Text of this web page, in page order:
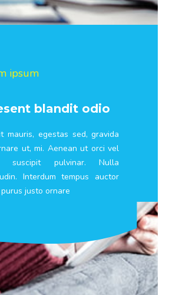
ipsum
blandit odio
mauris, egestas sed, gravida
ut, mi. Aenean ut orci vel
suscipit pulvinar. Nulla
Interdum tempus auctor
justo ornare